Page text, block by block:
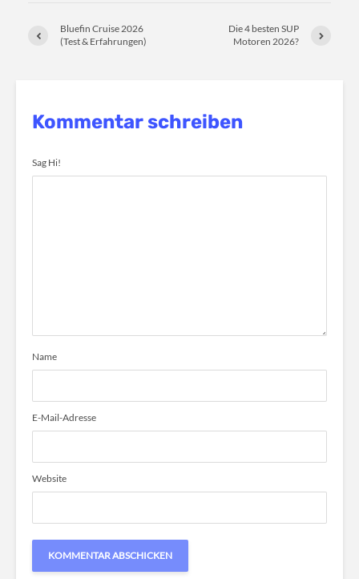
Bluefin Cruise 2026
(Test & Erfahrungen)
Die 4 besten SUP
Motoren 2026?
Kommentar schreiben
Sag Hi!
Name
E-Mail-Adresse
Website